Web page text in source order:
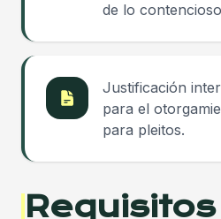
de lo
Justificación
para el
para pleitos.
Requisitos